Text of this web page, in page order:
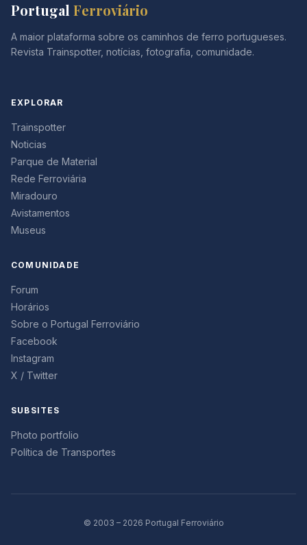
Portugal Ferroviário
A maior plataforma sobre os caminhos de ferro portugueses.
Revista Trainspotter, notícias, fotografia, comunidade.
EXPLORAR
Trainspotter
Noticias
Parque de Material
Rede Ferroviária
Miradouro
Avistamentos
Museus
COMUNIDADE
Forum
Horários
Sobre o Portugal Ferroviário
Facebook
Instagram
X / Twitter
SUBSITES
Photo portfolio
Política de Transportes
© 2003 – 2026 Portugal Ferroviário